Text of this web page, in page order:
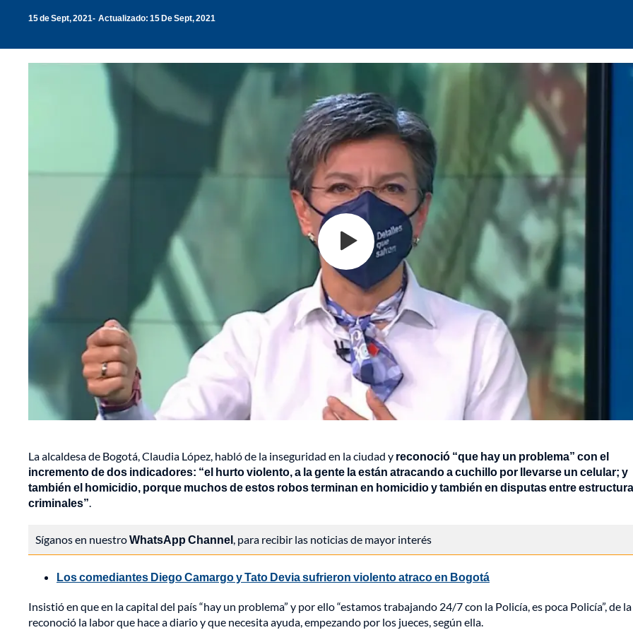
15 de Sept, 2021 Actualizado: 15 De Sept, 2021
La alcaldesa de Bogotá, Claudia López, habló de la inseguridad en la ciudad y reconoció “que hay un problema” con el
incremento de dos indicadores: “el hurto violento, a la gente la están atracando a cuchillo por llevarse un celular; y
también el homicidio, porque muchos de estos robos terminan en homicidio y también en disputas entre
criminales”.
Síganos en nuestroWhatsApp Channel, para recibir las noticias de mayor interés
Los comediantes Diego Camargo y Tato Devia sufrieron violento atraco en Bogotá
Insistió en que en la capital del país “hay un problema” y por ello “estamos trabajando 24/7 con la Policía, es poca Policía”, de
reconoció la labor que hace a diario y que necesita ayuda, empezando por los jueces, según ella.